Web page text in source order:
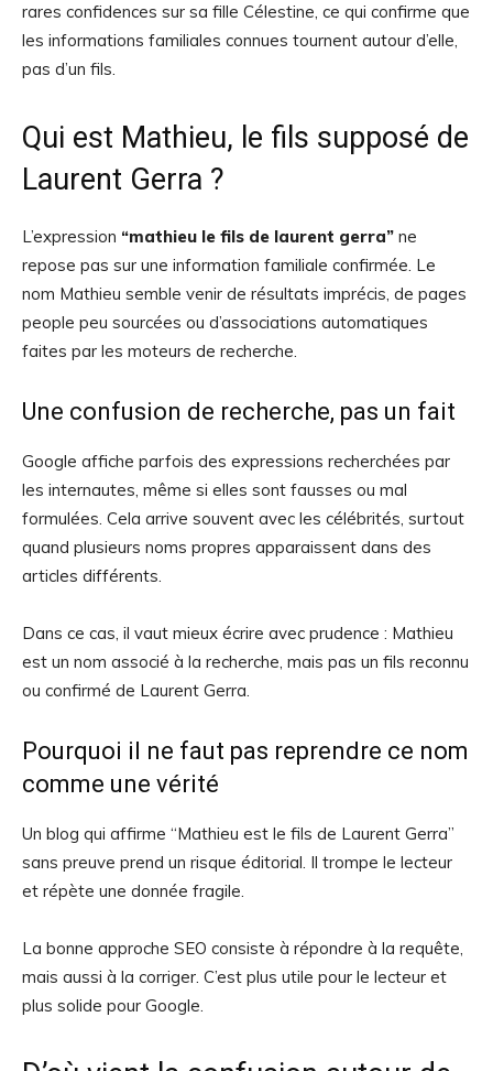
rares confidences sur sa fille Célestine, ce qui confirme que
les informations familiales connues tournent autour d’elle,
pas d’un fils.
Qui est Mathieu, le fils supposé de
Laurent Gerra ?
L’expression “mathieu le fils de laurent gerra” ne
repose pas sur une information familiale confirmée. Le
nom Mathieu semble venir de résultats imprécis, de pages
people peu sourcées ou d’associations automatiques
faites par les moteurs de recherche.
Une confusion de recherche, pas un fait
Google affiche parfois des expressions recherchées par
les internautes, même si elles sont fausses ou mal
formulées. Cela arrive souvent avec les célébrités, surtout
quand plusieurs noms propres apparaissent dans des
articles différents.
Dans ce cas, il vaut mieux écrire avec prudence : Mathieu
est un nom associé à la recherche, mais pas un fils reconnu
ou confirmé de Laurent Gerra.
Pourquoi il ne faut pas reprendre ce nom
comme une vérité
Un blog qui affirme “Mathieu est le fils de Laurent Gerra”
sans preuve prend un risque éditorial. Il trompe le lecteur
et répète une donnée fragile.
La bonne approche SEO consiste à répondre à la requête,
mais aussi à la corriger. C’est plus utile pour le lecteur et
plus solide pour Google.